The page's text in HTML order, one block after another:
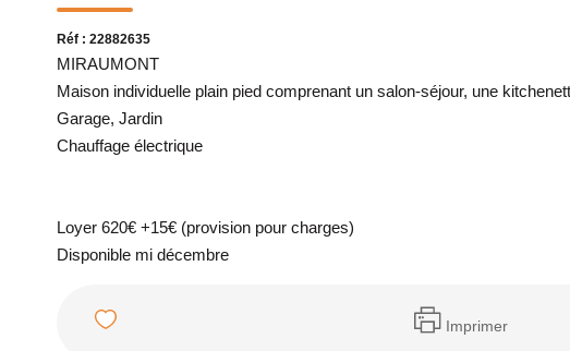
Réf : 22882635
MIRAUMONT
Maison individuelle plain pied comprenant un salon-séjour, une
Garage, Jardin
Chauffage électrique
Loyer 620€ +15€ (provision pour charges)
Disponible mi décembre
Imprimer